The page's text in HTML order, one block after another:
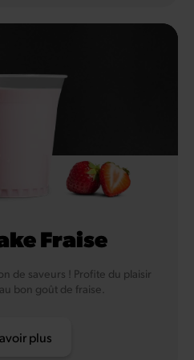
Fraise
de saveurs ! Profite du plaisir
bon goût de fraise.
plus